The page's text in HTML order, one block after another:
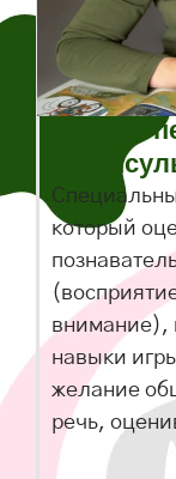
который
внимание),
навыки
желание
речь,